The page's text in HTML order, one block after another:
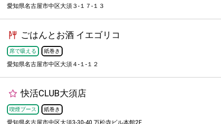
愛知県名古屋市中区大須３-１７-１３
ごはんとお酒 イエゴリコ
席で吸える 紙巻き
愛知県名古屋市中区大須４-１-１２
快活CLUB大須店
喫煙ブース 紙巻き
愛知県名古屋市中区大須3-30-40 万松寺ビル本館2F